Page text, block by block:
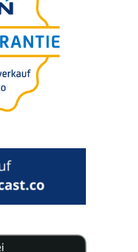
100%
Auswertung.
>